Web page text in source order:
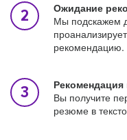
Ожидание
Мы подскажем
рекомендацию.
Рекомендация
Вы получите
резюме в